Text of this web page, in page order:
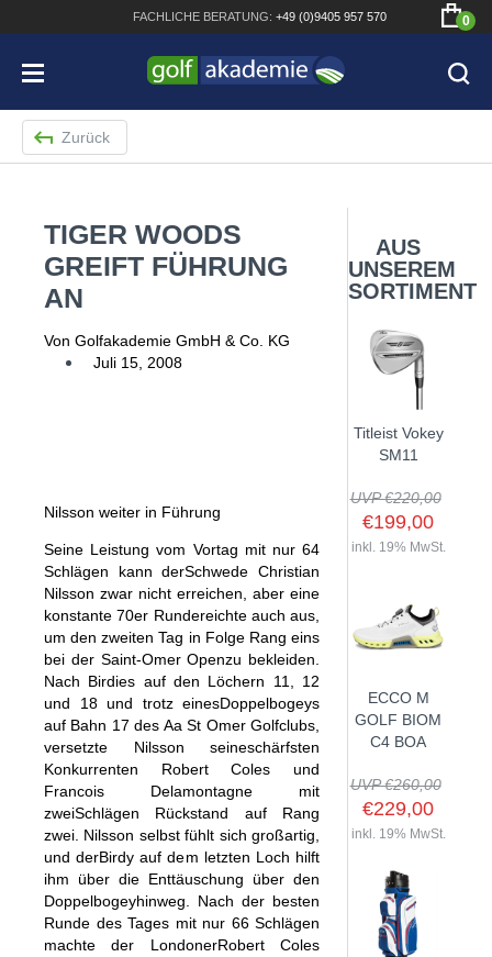
FACHLICHE BERATUNG: +49 (0)9405 957 570 0
Bridgestone JGR Driver 2018
Cobra King F8+ Driver
Bennington Waterproof QO14 Sport Cartbag
SHOP
GOLFSCHLÄGER
DRIVER
FAIRWAYHÖLZER
EISENSÄTZE
WEDGES
HYBRIDS
DRIVING EISEN
PUTTER
KINDER GOLFSCHLÄGER
KOMPLETTSETS
BAGS
CARTBAGS
STANDBAGS
TRAVELBAGS
SONSTIGE BAGS
TROLLIES
PUSH- & PULLTROLLIES
ELEKTROTROLLIES
TROLLEY ZUBEHÖR
BÄLLE
GOLFBÄLLE
LOGOBÄLLE
SCHUHE
HERREN GOLFSCHUHE
DAMEN GOLFSCHUHE
KINDER GOLFSCHUHE
BEKLEIDUNG
HERREN
DAMEN
CAPS
GÜRTEL & SOCKEN
HANDSCHUHE
HERREN GOLFHANDSCHUHE
DAMEN GOLFHANDSCHUHE
KINDER GOLFHANDSCHUHE
ZUBEHÖR
ENTFERNUNGSMESSER
REGENSCHIRME
KOMPONENTEN
GRIFFE
GUTSCHEINE
Zurück
TIGER WOODS
GREIFT FÜHRUNG
AN
Von Golfakademie GmbH & Co. KG
Juli 15, 2008
Nilsson weiter in Führung
Seine Leistung vom Vortag mit nur 64
Schlägen kann derSchwede Christian
Nilsson zwar nicht erreichen, aber eine
konstante 70er Rundereichte auch aus,
um den zweiten Tag in Folge Rang eins
bei der Saint-Omer Openzu bekleiden.
Nach Birdies auf den Löchern 11, 12
und 18 und trotz einesDoppelbogeys
auf Bahn 17 des Aa St Omer Golfclubs,
versetzte Nilsson seineschärfsten
Konkurrenten Robert Coles und
Francois Delamontagne mit
zweiSchlägen Rückstand auf Rang
zwei. Nilsson selbst fühlt sich großartig,
und derBirdy auf dem letzten Loch hilft
ihm über die Enttäuschung über den
Doppelbogeyhinweg. Nach der besten
Runde des Tages mit nur 66 Schlägen
machte der LondonerRobert Coles
AUS
UNSEREM
SORTIMENT
Titleist Vokey
SM11
UVP €220,00
€199,00
inkl. 19% MwSt.
ECCO M
GOLF BIOM
C4 BOA
UVP €260,00
€229,00
inkl. 19% MwSt.